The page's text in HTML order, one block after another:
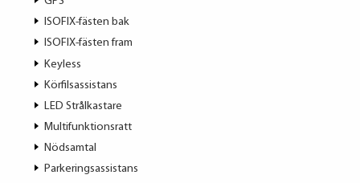
ISOFIX-fästen bak
ISOFIX-fästen fram
Keyless
Körfilsassistans
LED Strålkastare
Multifunktionsratt
Nödsamtal
Parkeringsassistans